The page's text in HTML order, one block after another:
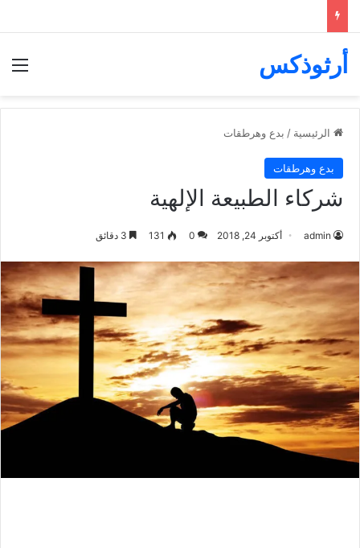
أرثوذكس
الرئيسية / بدع وهرطقات
بدع وهرطقات
شركاء الطبيعة الإلهية
admin أكتوبر 24, 2018 0
131